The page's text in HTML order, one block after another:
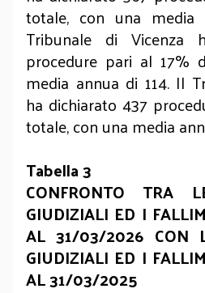
totale, con una
Tribunale di Vicenza
procedure pari al 17%
media annua di 114. Il
ha dichiarato 437
totale, con una media
Tabella 3
CONFRONTO TRA
GIUDIZIALI ED I
AL 31/03/2026 CON
GIUDIZIALI ED I
AL 31/03/2025